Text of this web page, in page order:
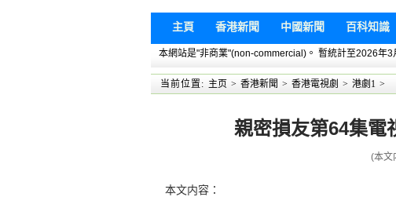
主頁 香港新聞 中國新聞 百科知識
本網站是"非商業"(non-commercial)。 暫統計至2026年
当前位置: 主页 > 香港新聞 > 香港電視劇 > 港劇1 >
親密損友第64集
(本文
本文内容：